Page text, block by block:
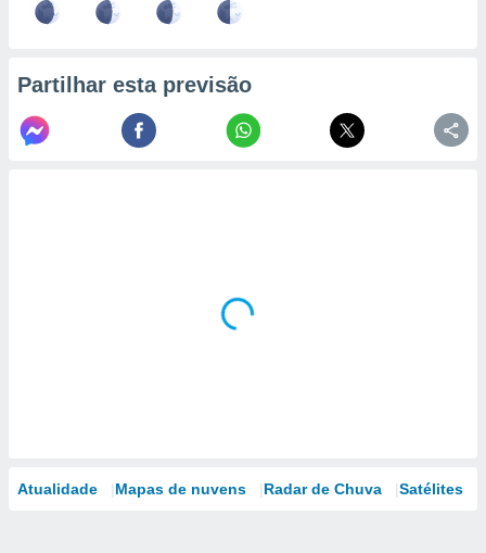
Partilhar esta previsão
Atualidade Mapas de nuvens Radar de Chuva Satélites